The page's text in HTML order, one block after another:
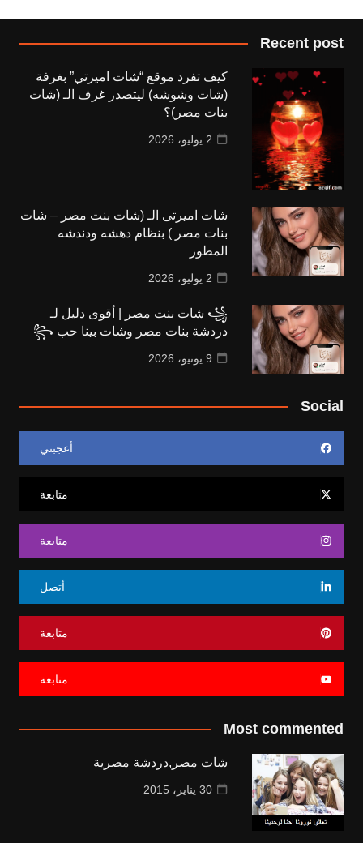
Recent post
كيف تفرد موقع “شات اميرتي” بغرفة
(شات وشوشه) ليتصدر غرف الـ (شات
بنات مصر)؟
2 يوليو، 2026
شات اميرتى الـ (شات بنت مصر – شات
بنات مصر ) بنظام دهشه ودندشه
المطور
2 يوليو، 2026
꧁ شات بنت مصر | أقوى دليل لـ
دردشة بنات مصر وشات بينا حب ꧂
9 يونيو، 2026
Social
أعجبني
متابعة
متابعة
أتصل
متابعة
متابعة
Most commented
شات مصر,دردشة مصرية
30 يناير، 2015